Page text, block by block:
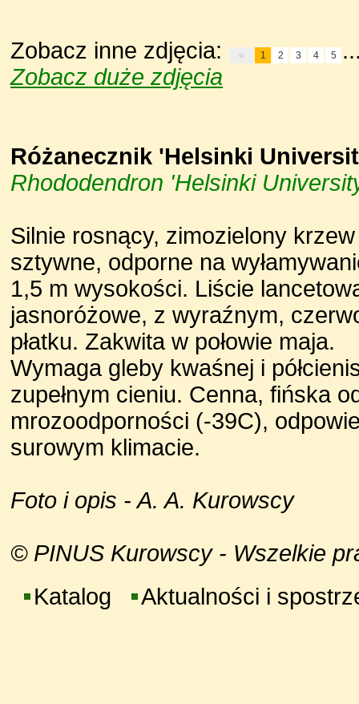
Zobacz inne zdjęcia: « 1 2 3 4 5
Zobacz duże zdjęcia
Różanecznik 'Helsinki
Rhododendron 'Helsinki
Silnie rosnący, zimozielony
sztywne, odporne na
1,5 m wysokości. Liście
jasnoróżowe, z wyraźnym,
płatku. Zakwita w połowie maja.
Wymaga gleby kwaśnej i
zupełnym cieniu. Cenna, fińska
mrozoodporności (-39C),
surowym klimacie.
Foto i opis - A. A. Kurowscy
© PINUS Kurowscy - Wszelkie
Katalog
Aktualności i